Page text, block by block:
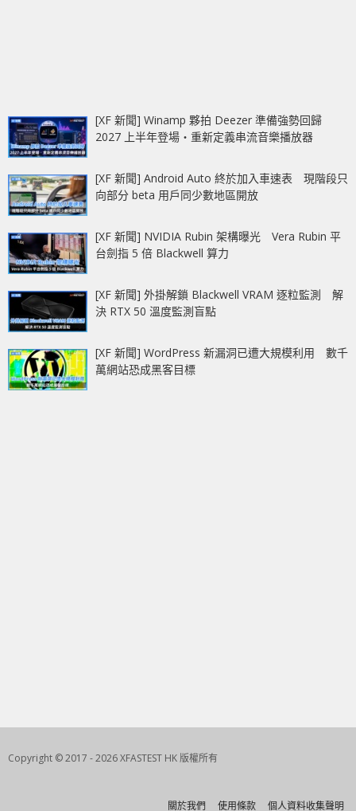
[XF 新聞] Winamp 夥拍 Deezer 準備強勢回歸
2027 上半年登場‧重新定義串流音樂播放器
[XF 新聞] Android Auto 終於加入車速表 現階段只
向部分 beta 用戶同少數地區開放
[XF 新聞] NVIDIA Rubin 架構曝光 Vera Rubin 平
台劍指 5 倍 Blackwell 算力
[XF 新聞] 外掛解鎖 Blackwell VRAM 逐粒監測 解
決 RTX 50 溫度監測盲點
[XF 新聞] WordPress 新漏洞已遭大規模利用 數千
萬網站恐成黑客目標
Copyright © 2017 - 2026 XFASTEST HK 版權所有
關於我們 使用條款 個人資料收集聲明